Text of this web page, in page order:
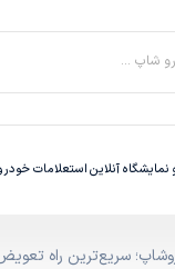
شاپ ...
نمایشگاه آنلایناستعلامات
سریع‌ترین راه